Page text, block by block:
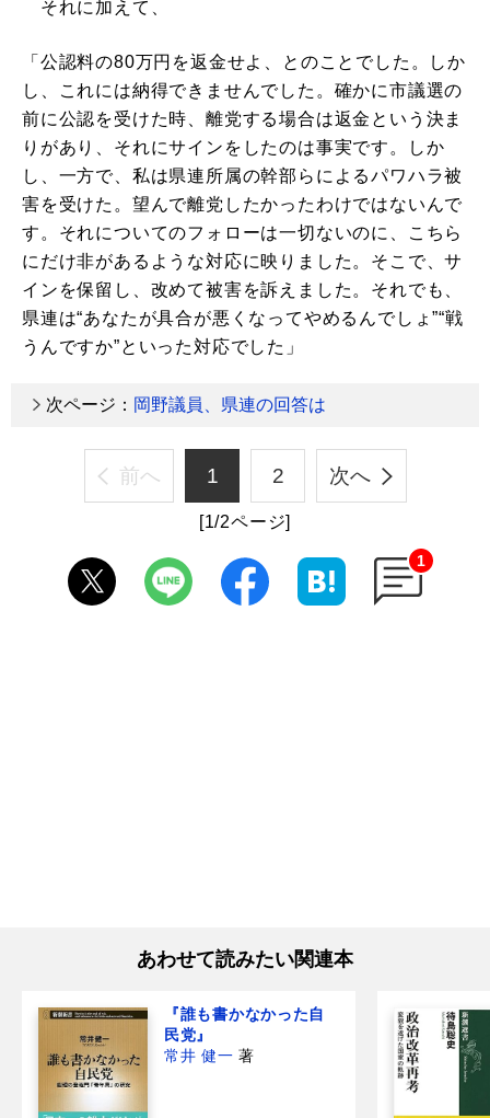
それに加えて、
「公認料の80万円を返金せよ、とのことでした。しか
し、これには納得できませんでした。確かに市議選の
前に公認を受けた時、離党する場合は返金という決ま
りがあり、それにサインをしたのは事実です。しか
し、一方で、私は県連所属の幹部らによるパワハラ被
害を受けた。望んで離党したかったわけではないんで
す。それについてのフォローは一切ないのに、こちら
にだけ非があるような対応に映りました。そこで、サ
インを保留し、改めて被害を訴えました。それでも、
県連は“あなたが具合が悪くなってやめるんでしょ”“戦
うんですか”といった対応でした」
次ページ： 岡野議員、県連の回答は
前へ 1 2 次へ
[1/2ページ]
1
あわせて読みたい関連本
『誰も書かなかった自
民党』
常井 健一 著